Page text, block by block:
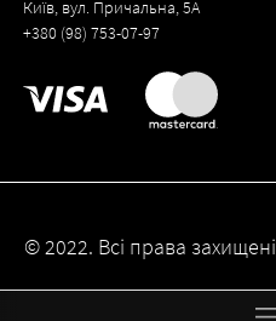
Київ, вул. Причальна, 5А
+380 (98) 753-07-97
© 2022. Всі права захищені